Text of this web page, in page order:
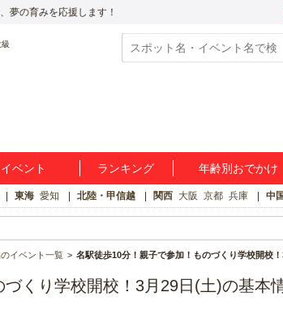
夢の育みを応援します！
ベント ランキング 年齢別おでかけ
東海 愛知 北陸・甲信越 関西 大阪 京都 兵庫 中
イベント一覧 名駅徒歩10分！親子で参加！ものづくり学校開校
くり学校開校！3月29日(土)の基本